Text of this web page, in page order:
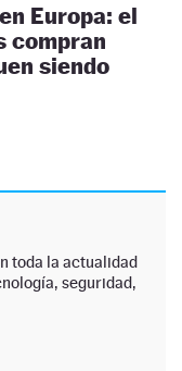
Europa: el
compran
siendo
toda la actualidad
seguridad,